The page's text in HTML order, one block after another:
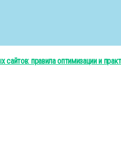
сайтов: правила оптимизации и